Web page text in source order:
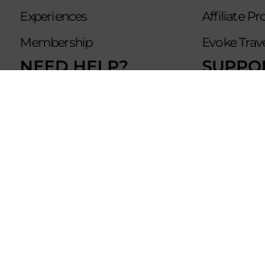
Experiences
Membership
Affiliate
Evoke
NEED HELP?